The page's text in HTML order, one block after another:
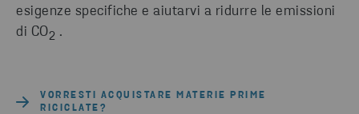
esigenze specifiche e aiutarvi a ridurre le emissioni
di CO2 .
VORRESTI ACQUISTARE MATERIE PRIME
RICICLATE?